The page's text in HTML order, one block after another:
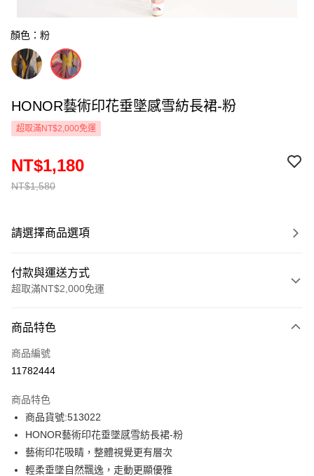
顏色：粉
HONOR藝術印花垂墜感雪紡長裙-粉
超取滿NT$2,000免運
NT$1,580
NT$1,180
請選擇商品選項
付款與運送方式
超取滿NT$2,000免運
信用卡一次付款
超商取貨付款
Apple Pay
街口支付
悠遊付
商品特色
商品編號
11782444
商品特色
商品貨號:513022
HONOR藝術印花垂墜感雪紡長裙-粉
藝術印花吸睛，整體視覺更有層次
輕柔垂墜自然飄逸，走動更顯優雅